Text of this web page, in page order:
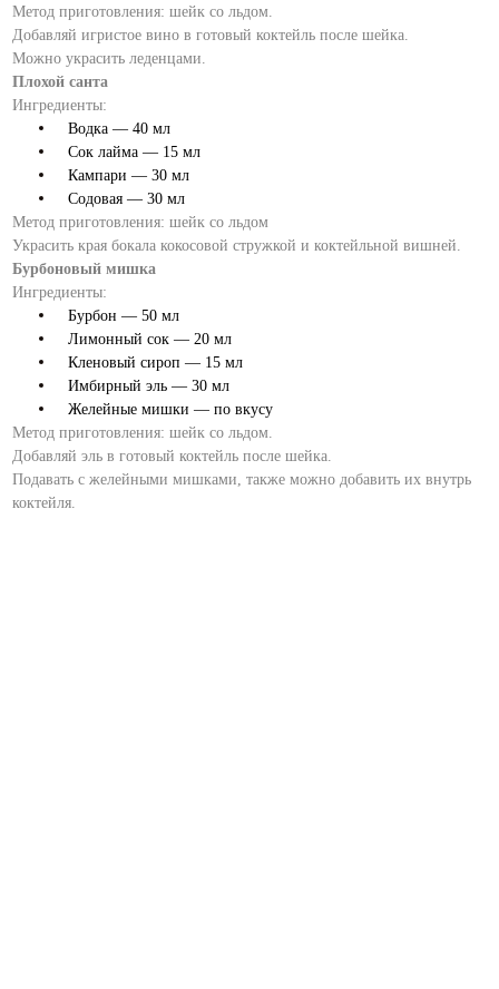
Метод приготовления: шейк со льдом.
Добавляй игристое вино в готовый коктейль после шейка.
Можно украсить леденцами.
Плохой санта
Ингредиенты:
Водка — 40 мл
Сок лайма — 15 мл
Кампари — 30 мл
Содовая — 30 мл
Метод приготовления: шейк со льдом
Украсить края бокала кокосовой стружкой и коктейльной вишней.
Бурбоновый мишка
Ингредиенты:
Бурбон — 50 мл
Лимонный сок — 20 мл
Кленовый сироп — 15 мл
Имбирный эль — 30 мл
Желейные мишки — по вкусу
Метод приготовления: шейк со льдом.
Добавляй эль в готовый коктейль после шейка.
Подавать с желейными мишками, также можно добавить их внутрь
коктейля.